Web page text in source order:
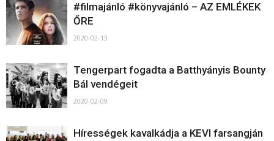
#filmajánló #könyvajánló – AZ EMLÉKEK
ŐRE
2020-02-13
Tengerpart fogadta a Batthyányis Bounty
Bál vendégeit
2020-02-09
Hírességek kavalkádja a KEVI farsangján